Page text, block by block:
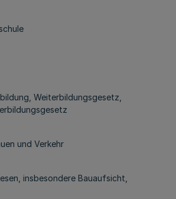
Weiterbildungsgesetz,
und Verkehr
insbesondere Bauaufsicht,